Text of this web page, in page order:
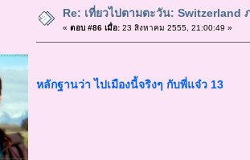
Re: เที่ยวไปตามตะวัน: Switzerland
« ตอบ #86 เมื่อ:23 สิงหาคม 2555, 21:00:49 »
หลักฐานว่า ไปเมืองนี้จริงๆ กับพี่แจ๋ว 13